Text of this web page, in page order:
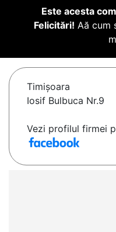
Este acesta
Felicitări! Aă cum
Timişoara
Iosif Bulbuca Nr.9
Vezi profilul firmei